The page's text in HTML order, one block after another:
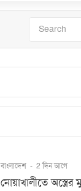
বাংলাদেশ - 2 দিন আগে
নোয়াখালীতে